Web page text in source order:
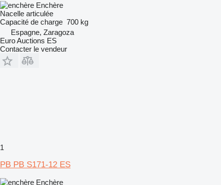
Enchère
Nacelle articulée
Capacité de charge 700 kg
Espagne, Zaragoza
Euro Auctions ES
Contacter le vendeur
1
PB PB S171-12 ES
Enchère